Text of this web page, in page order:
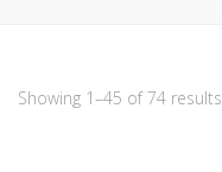
Showing 1–45 of 74 results